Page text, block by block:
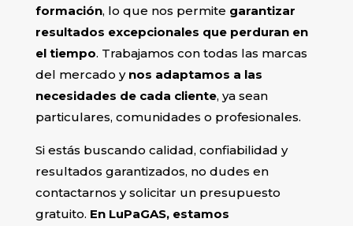
formación, lo que nos permite garantizar
resultados excepcionales que perduran en
el tiempo. Trabajamos con todas las marcas
del mercado y nos adaptamos a las
necesidades de cada cliente, ya sean
particulares, comunidades o profesionales.
Si estás buscando calidad, confiabilidad y
resultados garantizados, no dudes en
contactarnos y solicitar un presupuesto
gratuito. En LuPaGAS, estamos